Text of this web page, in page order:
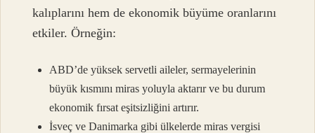
kalıplarını hem de ekonomik büyüme oranlarını
etkiler. Örneğin:
ABD’de yüksek servetli aileler, sermayelerinin
büyük kısmını miras yoluyla aktarır ve bu durum
ekonomik fırsat eşitsizliğini artırır.
İsveç ve Danimarka gibi ülkelerde miras vergisi